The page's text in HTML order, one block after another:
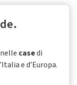
casedi
e d’Europa.